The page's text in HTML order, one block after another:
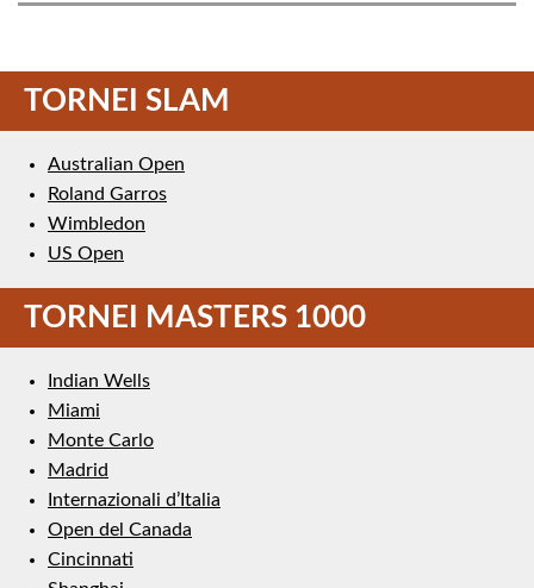
TORNEI SLAM
Australian Open
Roland Garros
Wimbledon
US Open
TORNEI MASTERS 1000
Indian Wells
Miami
Monte Carlo
Madrid
Internazionali d’Italia
Open del Canada
Cincinnati